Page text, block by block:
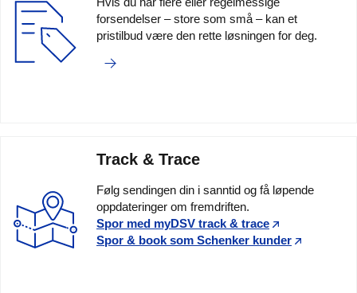
forsendelser – store som små – kan et
pristilbud være den rette løsningen for deg.
Track & Trace
Følg sendingen din i sanntid og få løpende
oppdateringer om fremdriften.
Spor med myDSV track & trace
Spor & book som Schenker kunder